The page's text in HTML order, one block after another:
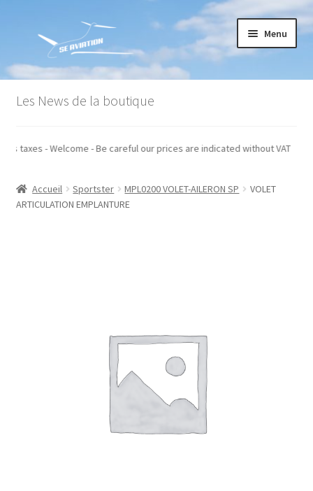
la
navigation
contenu
Menu
Accueil
Conditions générales de vente
Mon compte
Les News de la boutique
hors taxes - Welcome - Be careful our prices are indicated without VAT
Accueil Sportster MPL0200 VOLET-AILERON SP
VOLET
ARTICULATION EMPLANTURE